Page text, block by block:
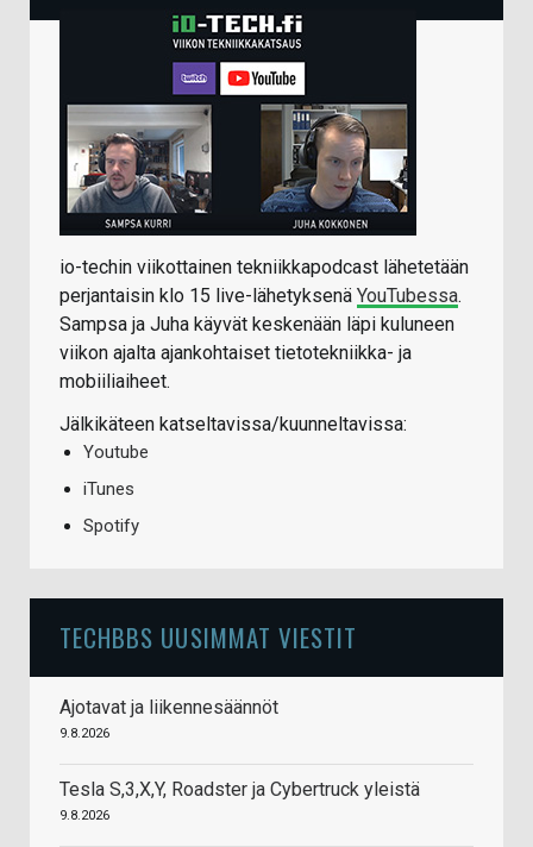
io-techin viikottainen tekniikkapodcast lähetetään
perjantaisin klo 15 live-lähetyksenä YouTubessa.
Sampsa ja Juha käyvät keskenään läpi kuluneen
viikon ajalta ajankohtaiset tietotekniikka- ja
mobiiliaiheet.
Jälkikäteen katseltavissa/kuunneltavissa:
Youtube
iTunes
Spotify
TECHBBS UUSIMMAT VIESTIT
Ajotavat ja liikennesäännöt
9.8.2026
Tesla S,3,X,Y, Roadster ja Cybertruck yleistä
9.8.2026